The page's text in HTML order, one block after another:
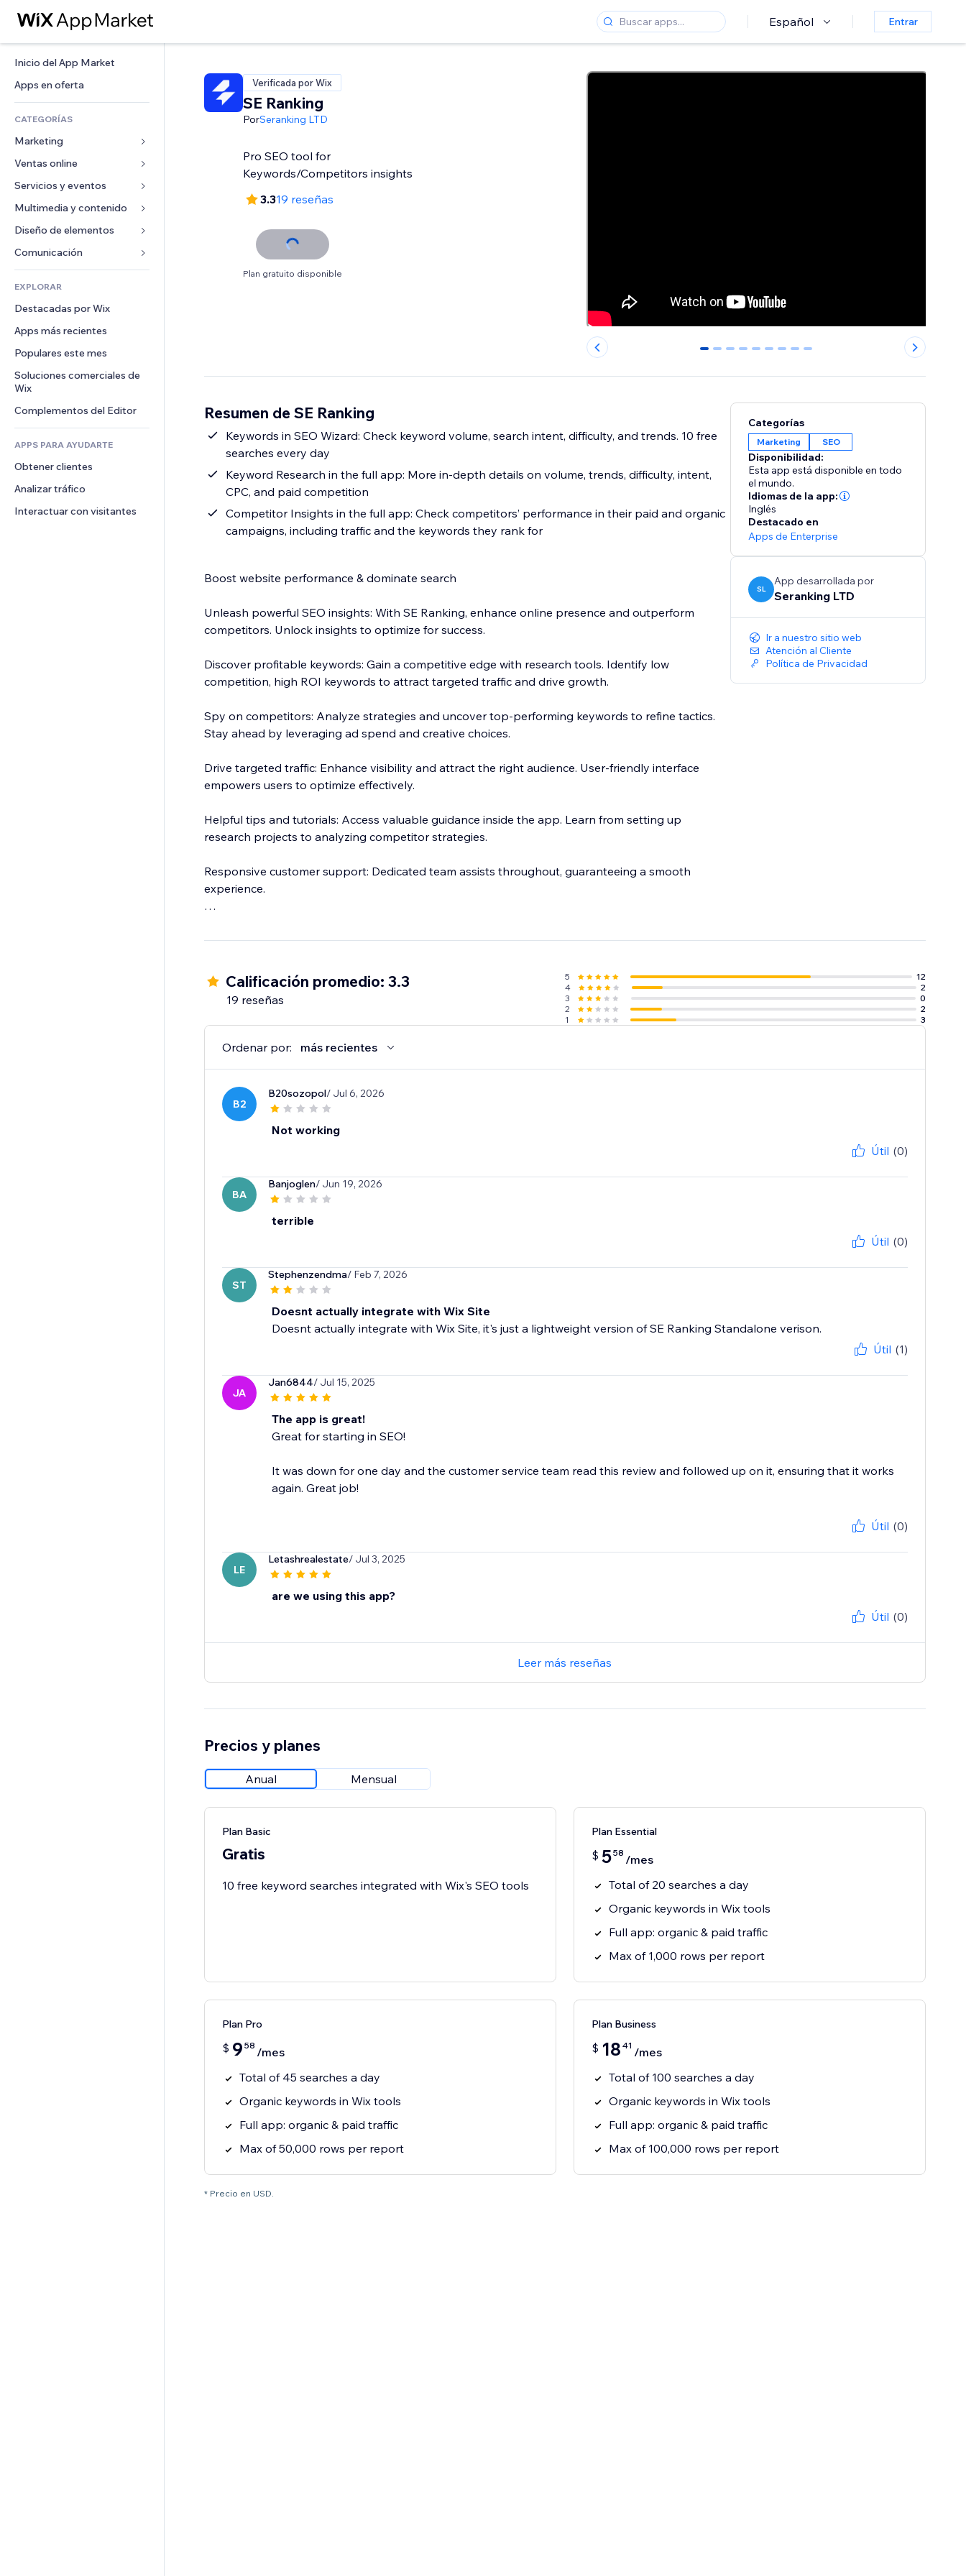
Español Entrar
Inicio del App Market
Apps en oferta
CATEGORÍAS
Marketing
Anuncios
Móvil
Analíticas
Anuncios del sitio
Email
Ventas online
Apps para tiendas
Envíos y entregas
Botones de venta
Contabilidad
Cupones y fidelización
Almacenamiento de mercancía
Crowdfunding
Alimentos y bebidas
Servicios y eventos
Hoteles
Eventos
Restaurantes
Inmobiliarias
Reservas
Multimedia y contenido
Galerías
Música
Pódcast
Fotografía
Video
PDF
Compartir archivos
Noticias
Servicios de contenido
Efectos de texto
Diseño de elementos
Mapas y navegación
Privacidad y seguridad
Reloj
Plantillas para páginas
Efectos de imágenes
Botones y menús
Banners e insignias
Calculadoras
Buscar
Formularios
Encuestas
Chat
Comentarios
Teléfono
Comunidad
Reseñas y testimonios
EXPLORAR
Destacadas por Wix
Apps más recientes
Populares este mes
Soluciones comerciales de
Wix
Complementos del Editor
APPS PARA AYUDARTE
Obtener clientes
Analizar tráfico
Interactuar con visitantes
Verificada por Wix
SE Ranking
PorSeranking LTD
Pro SEO tool for
Keywords/Competitors insights
3.319 reseñas
Plan gratuito disponible
0 1 2 3 4 5 6 7 8
Resumen de SE Ranking
Keywords in SEO Wizard: Check keyword volume, search intent, difficulty, and trends. 10 free
searches every day
Keyword Research in the full app: More in-depth details on volume, trends, difficulty, intent,
CPC, and paid competition
Competitor Insights in the full app: Check competitors’ performance in their paid and organic
campaigns, including traffic and the keywords they rank for
Boost website performance & dominate search
Unleash powerful SEO insights: With SE Ranking, enhance online presence and outperform
competitors. Unlock insights to optimize for success.
Discover profitable keywords: Gain a competitive edge with research tools. Identify low
competition, high ROI keywords to attract targeted traffic and drive growth.
Spy on competitors: Analyze strategies and uncover top-performing keywords to refine tactics.
Stay ahead by leveraging ad spend and creative choices.
Drive targeted traffic: Enhance visibility and attract the right audience. User-friendly interface
empowers users to optimize effectively.
Helpful tips and tutorials: Access valuable guidance inside the app. Learn from setting up
research projects to analyzing competitor strategies.
Responsive customer support: Dedicated team assists throughout, guaranteeing a smooth
experience.
Categorías
Marketing SEO
Disponibilidad:
Esta app está disponible en todo
el mundo.
Idiomas de la app:
Inglés
Destacado en
Apps de Enterprise
SL
App desarrollada por
Seranking LTD
Ir a nuestro sitio web
Atención al Cliente
Política de Privacidad
Calificación promedio: 3.3
19 reseñas
5
12
4
2
3
0
2
2
1
3
Ordenar por: más recientes
B2
B20sozopol/ Jul 6, 2026
Not working
Útil (0)
BA
Banjoglen/ Jun 19, 2026
terrible
Útil (0)
ST
Stephenzendma/ Feb 7, 2026
Doesnt actually integrate with Wix Site
Doesnt actually integrate with Wix Site, it's just a lightweight version of SE Ranking Standalone verison.
Útil (1)
JA
Jan6844/ Jul 15, 2025
The app is great!
Great for starting in SEO!
It was down for one day and the customer service team read this review and followed up on it, ensuring that it works
again. Great job!
Útil (0)
LE
Letashrealestate/ Jul 3, 2025
are we using this app?
Útil (0)
Leer más reseñas
Precios y planes
Anual Mensual
Plan Basic
Gratis
10 free keyword searches integrated with Wix's SEO tools
Plan Essential
$ 558 /mes
Total of 20 searches a day
Organic keywords in Wix tools
Full app: organic & paid traffic
Max of 1,000 rows per report
Plan Pro
$ 9 58 /mes
Total of 45 searches a day
Organic keywords in Wix tools
Full app: organic & paid traffic
Max of 50,000 rows per report
Plan Business
$ 18 41 /mes
Total of 100 searches a day
Organic keywords in Wix tools
Full app: organic & paid traffic
Max of 100,000 rows per report
* Precio en USD.